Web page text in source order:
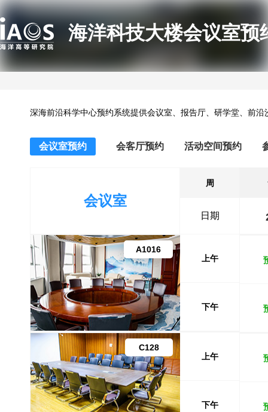
海洋科技大楼会议室预
深海前沿科学中心预约系统提供会议室、报告厅、研学堂、前
会议室预约 会客厅预约 活动空间预约
会议室
周
日期
A1016
上午
下午
C128
上午
下午